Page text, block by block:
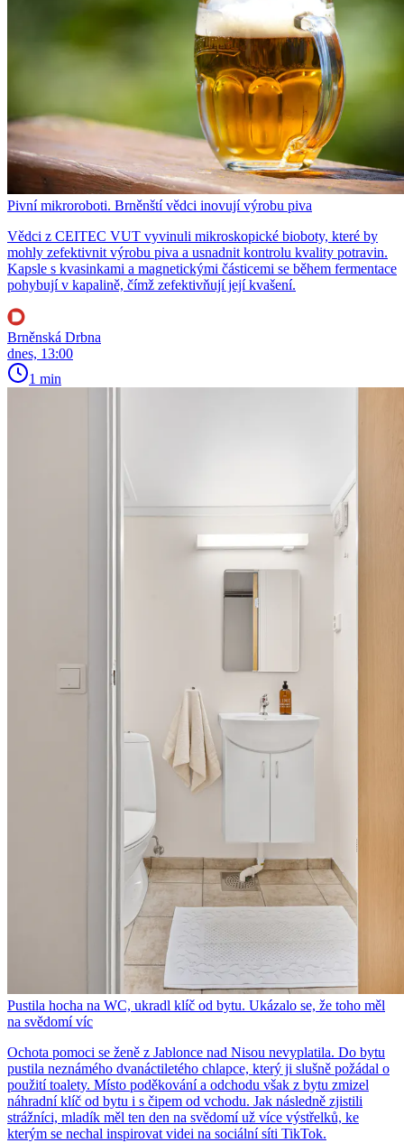
Pivní mikroroboti. Brněnští vědci inovují výrobu piva
Vědci z CEITEC VUT vyvinuli mikroskopické bioboty, které by
mohly zefektivnit výrobu piva a usnadnit kontrolu kvality potravin.
Kapsle s kvasinkami a magnetickými částicemi se během fermentace
pohybují v kapalině, čímž zefektivňují její kvašení.
Brněnská Drbna
dnes, 13:00
1 min
Pustila hocha na WC, ukradl klíč od bytu. Ukázalo se, že toho měl
na svědomí víc
Ochota pomoci se ženě z Jablonce nad Nisou nevyplatila. Do bytu
pustila neznámého dvanáctiletého chlapce, který ji slušně požádal o
použití toalety. Místo poděkování a odchodu však z bytu zmizel
náhradní klíč od bytu i s čipem od vchodu. Jak následně zjistili
strážníci, mladík měl ten den na svědomí už více výstřelků, ke
kterým se nechal inspirovat videi na sociální síti TikTok.